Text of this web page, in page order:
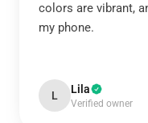
colors are vibrant,
my phone.
L Lila
Verified owner